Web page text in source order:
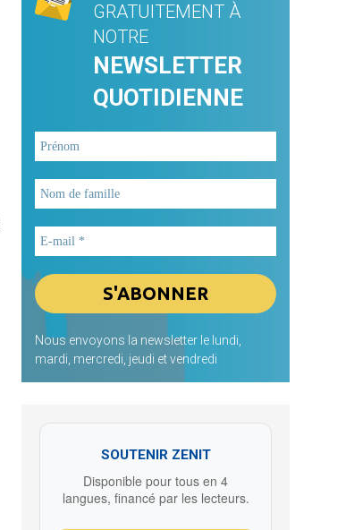
GRATUITEMENT À
NOTRE
NEWSLETTER
QUOTIDIENNE
Nous envoyons la newsletter le lundi,
mardi, mercredi, jeudi et vendredi
SOUTENIR ZENIT
Disponible pour tous en 4
langues, financé par les lecteurs.